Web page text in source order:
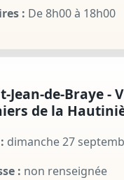
: De 8h00 à 18h00
Jean-de-Braye -
de la
dimanche 27
: non renseignée